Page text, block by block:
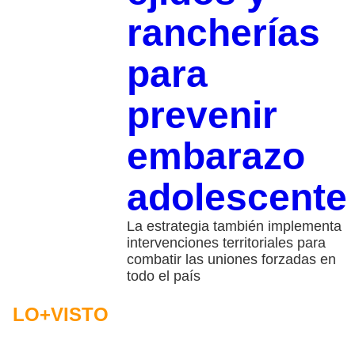
rancherías
para
prevenir
embarazo
adolescente
La estrategia también implementa
intervenciones territoriales para
combatir las uniones forzadas en
todo el país
LO+VISTO